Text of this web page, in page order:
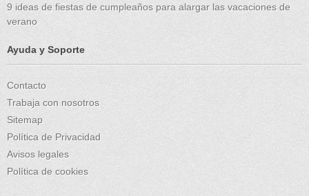
9 ideas de fiestas de cumpleaños para alargar las vacaciones de
verano
Ayuda y Soporte
Contacto
Trabaja con nosotros
Sitemap
Política de Privacidad
Avisos legales
Política de cookies